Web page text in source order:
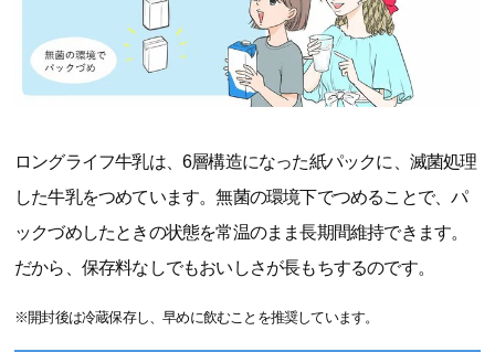
ロングライフ牛乳は、6層構造になった紙パックに、滅菌処理
した牛乳をつめています。無菌の環境下でつめることで、パ
ックづめしたときの状態を常温のまま長期間維持できます。
だから、保存料なしでもおいしさが長もちするのです。
※開封後は冷蔵保存し、早めに飲むことを推奨しています。